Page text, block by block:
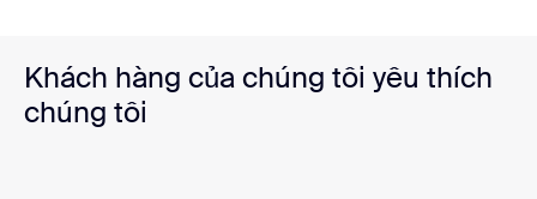
Khách hàng của chúng tôi yêu thích
chúng tôi